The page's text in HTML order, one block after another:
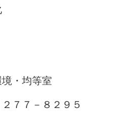
境・均等室
７７－８２９５